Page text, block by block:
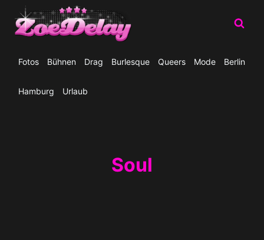
Inhalt
springen
Fotos Bühnen Drag Burlesque Queers Mode Berlin
Hamburg Urlaub
Soul